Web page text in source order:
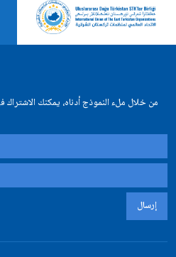
من خلال ملء النموذج أدناه، يمكنك الاشتراك
إرسال